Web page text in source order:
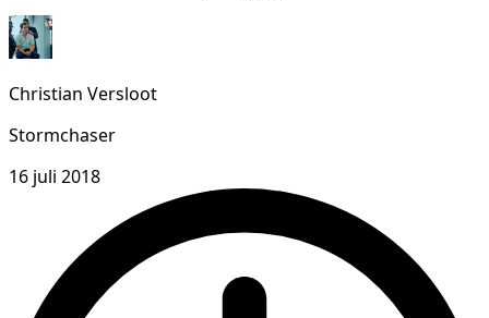
Christian Versloot
Stormchaser
16 juli 2018